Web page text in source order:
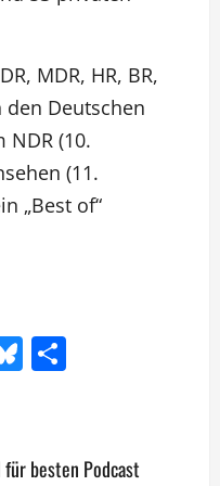
MDR, HR, BR,
den Deutschen
NDR (10.
(11.
„Best of“
Bluesky
für besten Podcast